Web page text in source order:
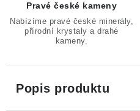
Pravé české kameny
Nabízíme pravé české minerály,
přírodní krystaly a drahé
kameny.
Popis produktu